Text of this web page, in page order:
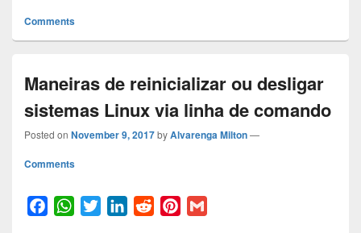
Comments
Maneiras de reinicializar ou desligar
sistemas Linux via linha de comando
Posted on November 9, 2017byAlvarenga Milton—
Comments
W
R